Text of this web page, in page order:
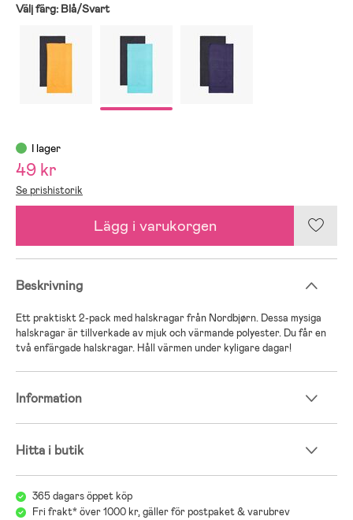
Välj färg: Blå/Svart
I lager
49 kr
Se prishistorik
Lägg i varukorgen
Beskrivning
Ett praktiskt 2-pack med halskragar från Nordbjørn. Dessa mysiga
halskragar är tillverkade av mjuk och värmande polyester. Du får en
två enfärgade halskragar. Håll värmen under kyligare dagar!
Information
Hitta i butik
365 dagars öppet köp
Fri frakt* över 1000 kr, gäller för postpaket & varubrev